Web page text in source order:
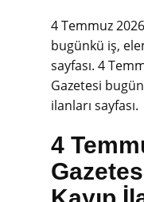
4 Temmuz
bugünkü iş,
sayfası. 4
Gazetesi
ilanları sayfası.
4